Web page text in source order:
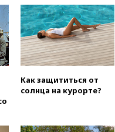
22:20Путин назвал 76-ю
десантно-
дивизию
22:15Путин заслушал
направлении
21:58
Генпрокуратура
Как защититься от
солнца на курорте?